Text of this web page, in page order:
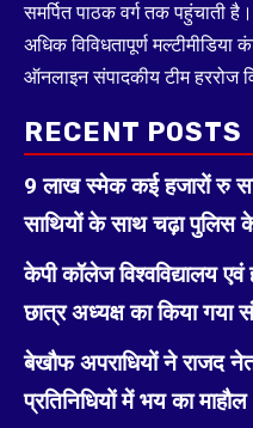
समर्पित पाठक वर्ग तक पहुंचाती
अधिक विविधतापूर्ण
ऑनलाइन संपादकीय टीम हररोज
RECENT POSTS
9 लाख स्मेक कई हजारों रु
साथियों के साथ चढ़ा पुलिस
केपी कॉलेज विश्वविद्यालय
छात्र अध्यक्ष का किया गया
बेखौफ अपराधियों ने राजद
प्रतिनिधियों में भय का माहौल